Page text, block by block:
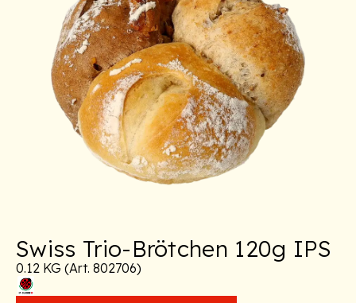
Swiss Trio-Brötchen 120g IPS
0.12 KG (Art. 802706)